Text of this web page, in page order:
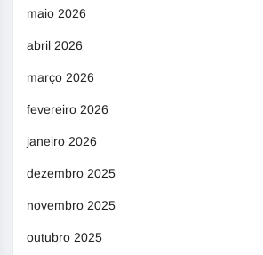
maio 2026
abril 2026
março 2026
fevereiro 2026
janeiro 2026
dezembro 2025
novembro 2025
outubro 2025